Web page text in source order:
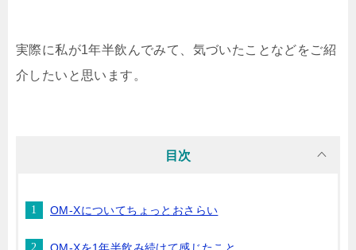
実際に私が1年半飲んでみて、気づいたことなどをご紹
介したいと思います。
目次
OM-Xについてちょっとおさらい